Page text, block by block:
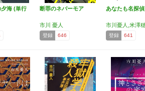
海 (単行
断罪のネバーモア
市川 憂人
登録 646
あなたも名探偵
登録 641